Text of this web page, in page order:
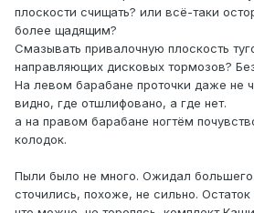
плоскости счищать? или всё-таки
более щадящим?
Смазывать привалочную плоскость
направляющих дисковых тормозов?
На левом барабане проточки даже не
видно, где отшлифовано, а где нет.
а на правом барабане ногтём
колодок.
Пыли было не много. Ожидал
сточились, похоже, не сильно.